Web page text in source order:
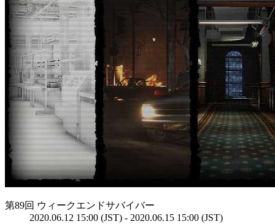
第89回 ウィークエンドサバイバー
2020.06.12 15:00 (JST) - 2020.06.15 15:00 (JST)